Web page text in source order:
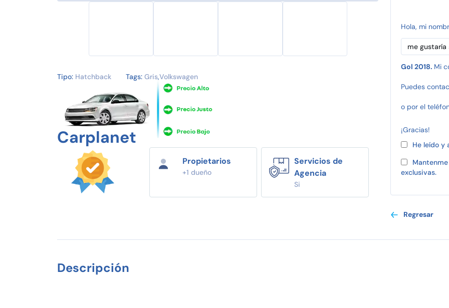
Tipo: Hatchback Tags: Gris,Volkswagen
Carplanet
Propietarios
+1 dueño
Servicios de
Agencia
Si
Hola, mi
Gol 2018. Mi
Puedes
o por el
¡Gracias!
He leído
exclusivas.
Regresar
Descripción